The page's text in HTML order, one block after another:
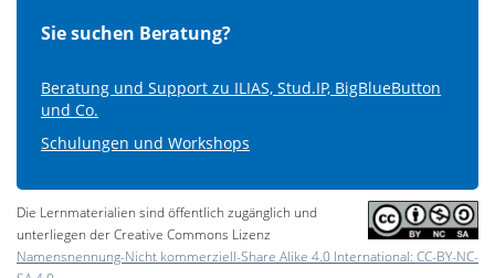
Sie suchen Beratung?
Beratung und Support zu ILIAS, Stud.IP, BigBlueButton
und Co.
Schulungen und Workshops
Die Lernmaterialien sind öffentlich zugänglich und
unterliegen der Creative Commons Lizenz
Namensnennung-Nicht kommerziell-Share Alike 4.0 International: CC-BY-NC-